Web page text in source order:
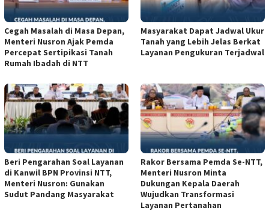
Cegah Masalah di Masa Depan,
Menteri Nusron Ajak Pemda
Percepat Sertipikasi Tanah
Rumah Ibadah di NTT
Masyarakat Dapat Jadwal Ukur
Tanah yang Lebih Jelas Berkat
Layanan Pengukuran Terjadwal
Beri Pengarahan Soal Layanan
di Kanwil BPN Provinsi NTT,
Menteri Nusron: Gunakan
Sudut Pandang Masyarakat
Rakor Bersama Pemda Se-NTT,
Menteri Nusron Minta
Dukungan Kepala Daerah
Wujudkan Transformasi
Layanan Pertanahan